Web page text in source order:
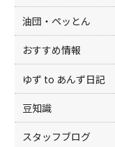
油団・ペッとん
おすすめ情報
ゆず to あんず日記
豆知識
スタッフブログ